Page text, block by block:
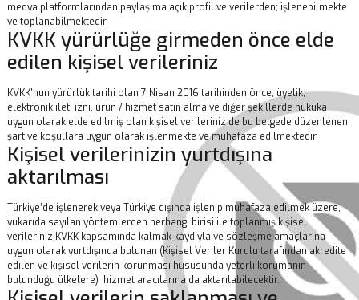
medya platformlarından paylaşıma açık profil ve verilerden; işlenebilmekte
ve toplanabilmektedir.
KVKK yürürlüğe girmeden önce elde
edilen kişisel verileriniz
KVKK’nun yürürlük tarihi olan 7 Nisan 2016 tarihinden önce, üyelik,
elektronik ileti izni, ürün / hizmet satın alma ve diğer şekillerde hukuka
uygun olarak elde edilmiş olan kişisel verileriniz de bu belgede düzenlenen
şart ve koşullara uygun olarak işlenmekte ve muhafaza edilmektedir.
Kişisel verilerinizin yurtdışına
aktarılması
Türkiye’de işlenerek veya Türkiye dışında işlenip muhafaza edilmek üzere,
yukarıda sayılan yöntemlerden herhangi birisi ile toplanmış kişisel
verileriniz KVKK kapsamında kalmak kaydıyla ve sözleşme amaçlarına
uygun olarak yurtdışında bulunan (Kişisel Veriler Kurulu tarafından akredite
edilen ve kişisel verilerin korunması hususunda yeterli korumanın
bulunduğu ülkelere) hizmet aracılarına da aktarılabilecektir.